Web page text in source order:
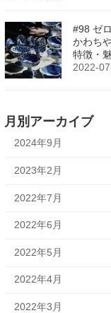
#98 ゼ
かわち
特徴・
2022-
月別アーカイブ
2024年9月
2023年2月
2022年7月
2022年6月
2022年5月
2022年4月
2022年3月